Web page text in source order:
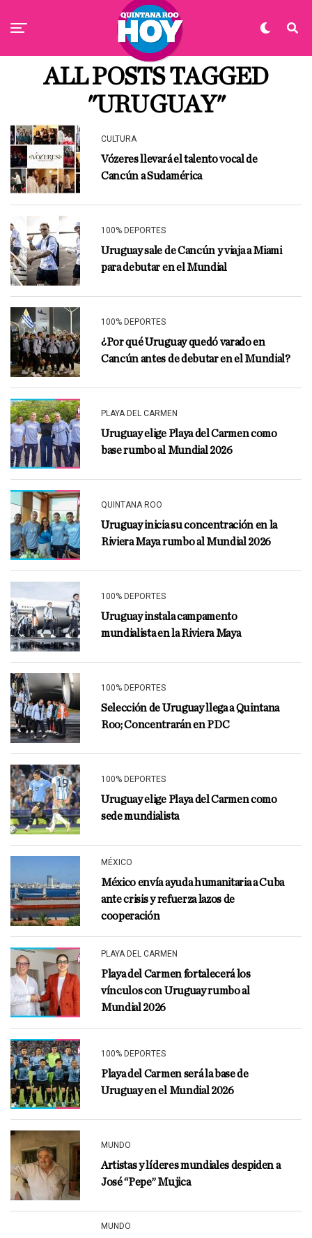
ALL POSTS TAGGED
"URUGUAY"
CULTURA
Vózeres llevará el talento vocal de
Cancún a Sudamérica
100% DEPORTES
Uruguay sale de Cancún y viaja a Miami
para debutar en el Mundial
100% DEPORTES
¿Por qué Uruguay quedó varado en
Cancún antes de debutar en el Mundial?
PLAYA DEL CARMEN
Uruguay elige Playa del Carmen como
base rumbo al Mundial 2026
QUINTANA ROO
Uruguay inicia su concentración en la
Riviera Maya rumbo al Mundial 2026
100% DEPORTES
Uruguay instala campamento
mundialista en la Riviera Maya
100% DEPORTES
Selección de Uruguay llega a Quintana
Roo; Concentrarán en PDC
100% DEPORTES
Uruguay elige Playa del Carmen como
sede mundialista
MÉXICO
México envía ayuda humanitaria a Cuba
ante crisis y refuerza lazos de
cooperación
PLAYA DEL CARMEN
Playa del Carmen fortalecerá los
vínculos con Uruguay rumbo al
Mundial 2026
100% DEPORTES
Playa del Carmen será la base de
Uruguay en el Mundial 2026
MUNDO
Artistas y líderes mundiales despiden a
José “Pepe” Mujica
MUNDO